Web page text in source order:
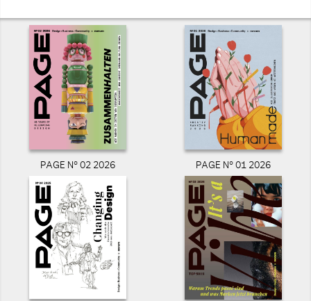
PAGE N° 02 2026 PAGE N° 01 2026